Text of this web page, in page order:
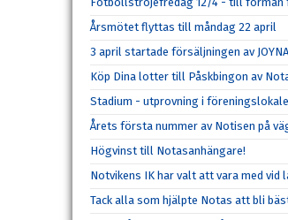
Årsmötet flyttas till måndag 22 april
3 april startade försäljningen av JOYNA
Köp Dina lotter till Påskbingon av
Stadium - utprovning i
Årets första nummer av Notisen på
Högvinst till Notasanhängare!
Notvikens IK har valt att vara med vid
Tack alla som hjälpte Notas att bli